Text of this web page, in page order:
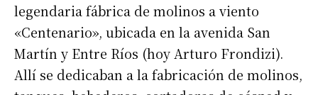
legendaria fábrica de molinos a viento
«Centenario», ubicada en la avenida San
Martín y Entre Ríos (hoy Arturo Frondizi).
Allí se dedicaban a la fabricación de molinos,